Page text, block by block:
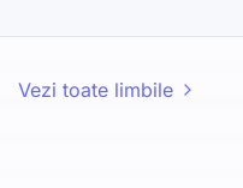
Vezi toate limbile